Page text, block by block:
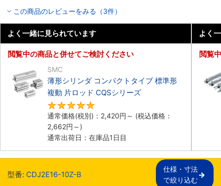
この商品のレビューをみる（3件）
よく一緒に見られています
閲覧中の商品と併せてご検討ください
SMC
薄形シリンダ コンパクトタイプ 標準形
複動 片ロッド CQSシリーズ
通常価格(税別)： 2,420円 ～ (税込価格：
2,662円 ～)
通常出荷日：在庫品1日目
よく
閲覧
型番: CDJ2E16-10Z-B
仕様・寸法
で絞り込む